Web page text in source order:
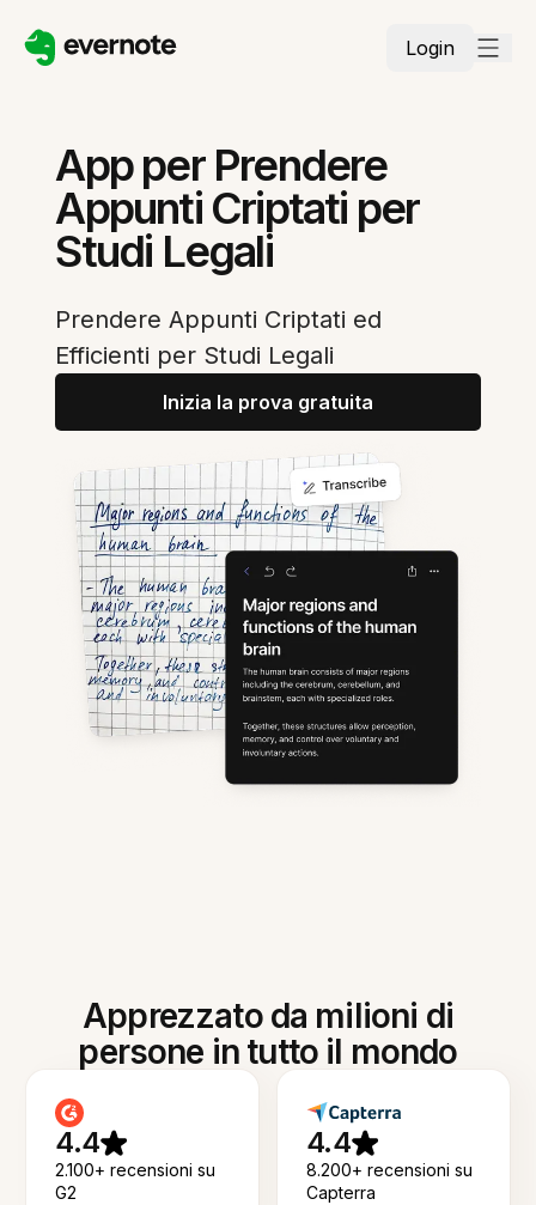
Login
App per Prendere
Appunti Criptati per
Studi Legali
Prendere Appunti Criptati ed
Efficienti per Studi Legali
Inizia la prova gratuita
Apprezzato da milioni di
persone in tutto il mondo
4.4
2.100+ recensioni su
G2
4.4
8.200+ recensioni su
Capterra